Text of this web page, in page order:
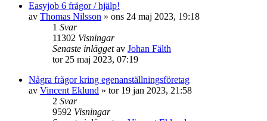
Easyjob 6 frågor / hjälp!
av Thomas Nilsson » ons 24 maj 2023, 19:18
1 Svar
11302 Visningar
Senaste inläggetav Johan Fälth
tor 25 maj 2023, 07:19
Några frågor kring egenanställningsföretag
av Vincent Eklund » tor 19 jan 2023, 21:58
2 Svar
9592 Visningar